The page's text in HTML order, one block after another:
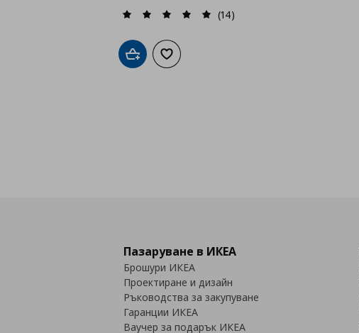
(14)
Добави в кошницата
Добави към списъка с любими
Пазаруване в ИКЕА
Брошури ИКЕА
Проектиране и дизайн
Ръководства за закупуване
Гаранции ИКЕА
Ваучер за подарък ИКЕА